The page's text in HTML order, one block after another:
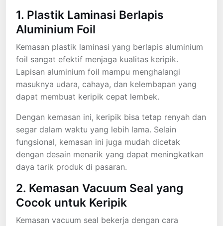
1. Plastik Laminasi Berlapis
Aluminium Foil
Kemasan plastik laminasi yang berlapis aluminium
foil sangat efektif menjaga kualitas keripik.
Lapisan aluminium foil mampu menghalangi
masuknya udara, cahaya, dan kelembapan yang
dapat membuat keripik cepat lembek.
Dengan kemasan ini, keripik bisa tetap renyah dan
segar dalam waktu yang lebih lama. Selain
fungsional, kemasan ini juga mudah dicetak
dengan desain menarik yang dapat meningkatkan
daya tarik produk di pasaran.
2. Kemasan Vacuum Seal yang
Cocok untuk Keripik
Kemasan vacuum seal bekerja dengan cara